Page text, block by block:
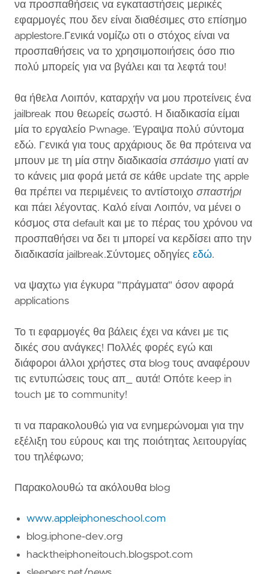
να προσπαθήσεις να εγκαταστήσεις μερικές
εφαρμογές που δεν είναι διαθέσιμες στο επίσημο
applestore.Γενικά νομίζω οτι ο στόχος είναι να
προσπαθήσεις να το χρησιμοποιήσεις όσο πιο
πολύ μπορείς για να βγάλει και τα λεφτά του!
θα ήθελα Λοιπόν, καταρχήν να μου προτείνεις ένα
jailbreak που θεωρείς σωστό. Η διαδικασία είμαι
μία το εργαλείο Pwnage. Έγραψα πολύ σύντομα
εδώ. Γενικά για τους αρχάριους δε θα πρότεινα να
μπουν με τη μία στην διαδικασία σπάσιμο γιατί αν
το κάνεις μια φορά μετά σε κάθε update της apple
θα πρέπει να περιμένεις το αντίστοιχο σπαστήρι
και πάει λέγοντας. Καλό είναι Λοιπόν, να μένει ο
κόσμος στα default και με το πέρας του χρόνου να
προσπαθήσει να δει τι μπορεί να κερδίσει απο την
διαδικασία jailbreak.Σύντομες οδηγίες εδώ.
να ψαχτω για έγκυρα "πράγματα" όσον αφορά
applications
Το τι εφαρμογές θα βάλεις έχει να κάνει με τις
δικές σου ανάγκες! Πολλές φορές εγώ και
διάφοροι άλλοι χρήστες στα blog τους αναφέρουν
τις εντυπώσεις τους απ_ αυτά! Οπότε keep in
touch με το community!
τι να παρακολουθώ για να ενημερώνομαι για την
εξέλιξη του εύρους και της ποιότητας λειτουργίας
του τηλέφωνο;
Παρακολουθώ τα ακόλουθα blog
www.appleiphoneschool.com
blog.iphone-dev.org
hacktheiphoneitouch.blogspot.com